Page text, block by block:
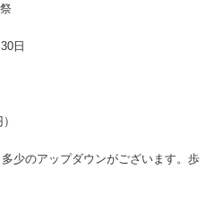
日
少のアップダウンがございます。歩